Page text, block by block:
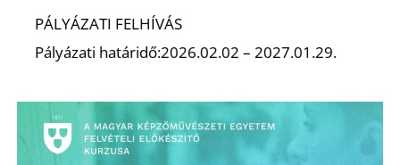
PÁLYÁZATI FELHÍVÁS
Pályázati határidő:2026.02.02 – 2027.01.29.